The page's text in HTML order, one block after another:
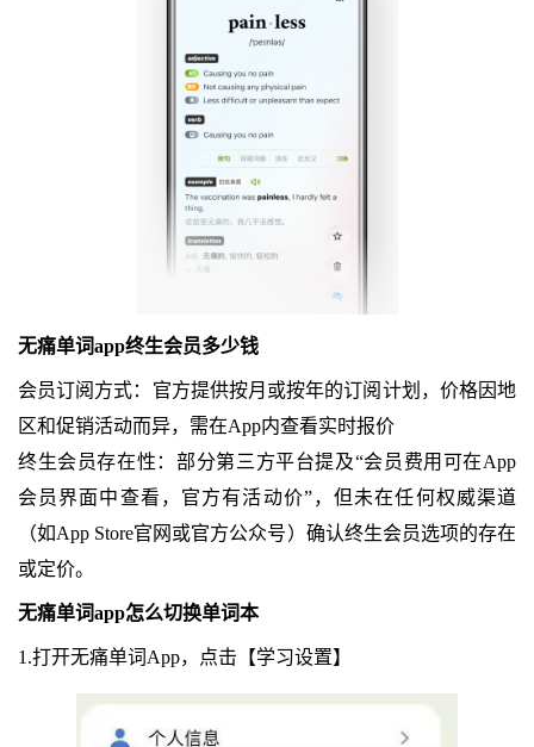
无痛单词app终生会员多少钱
会员订阅方式：官方提供按月或按年的订阅计划，价格因地
区和促销活动而异，需在App内查看实时报价
终生会员存在性：部分第三方平台提及“会员费用可在App
会员界面中查看，官方有活动价”，但未在任何权威渠道
（如App Store官网或官方公众号）确认终生会员选项的存在
或定价。
无痛单词app怎么切换单词本
1.打开无痛单词App，点击【学习设置】